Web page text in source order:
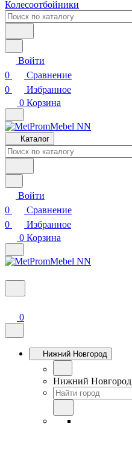
Колесоотбойники
Войти
0
Сравнение
0
Избранное
0 Корзина
Каталог
Войти
0
Сравнение
0
Избранное
0 Корзина
0
Нижний Новгород
Нижний Новгород